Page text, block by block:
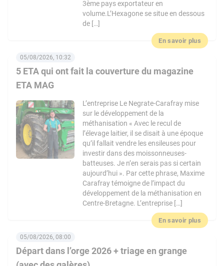
3ème pays exportateur en
volume.L’Hexagone se situe en dessous
de […]
En savoir plus
5 ETA qui ont fait la couverture du magazine
ETA MAG
05/08/2026, 10:32
L’entreprise Le Negrate-Carafray mise
sur le développement de la
méthanisation « Avec le recul de
l’élevage laitier, il se disait à une époque
qu’il fallait vendre les ensileuses pour
investir dans des moissonneuses-
batteuses. Je n’en serais pas si certain
aujourd’hui ». Par cette phrase, Maxime
Carafray témoigne de l’impact du
développement de la méthanisation en
Centre-Bretagne. L’entreprise […]
En savoir plus
Départ dans l’orge 2026 + triage en grange
05/08/2026, 08:00